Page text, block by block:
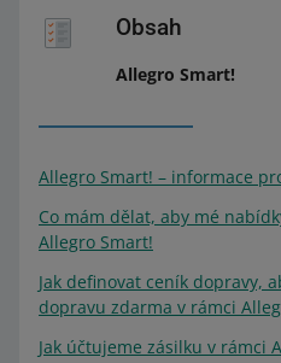
Obsah
Allegro Smart!
Allegro Smart! – informace
Co mám dělat, aby mé
Allegro Smart!
Jak definovat ceník dopravy,
dopravu zdarma v rámci
Jak účtujeme zásilku v rámci